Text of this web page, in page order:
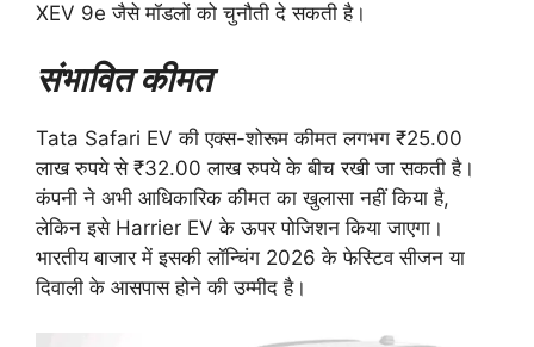
XEV 9e जैसे मॉडलों को चुनौती दे सकती है।
संभावित कीमत
Tata Safari EV की एक्स-शोरूम कीमत लगभग ₹25.00
लाख रुपये से ₹32.00 लाख रुपये के बीच रखी जा सकती है।
कंपनी ने अभी आधिकारिक कीमत का खुलासा नहीं किया है,
लेकिन इसे Harrier EV के ऊपर पोजिशन किया जाएगा।
भारतीय बाजार में इसकी लॉन्चिंग 2026 के फेस्टिव सीजन या
दिवाली के आसपास होने की उम्मीद है।